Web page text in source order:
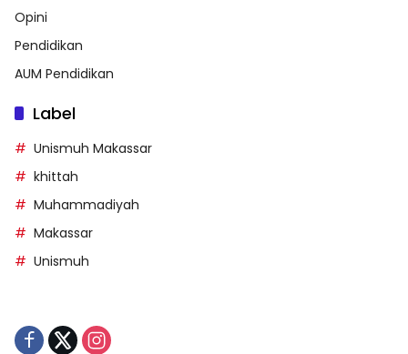
Opini
Pendidikan
AUM Pendidikan
Label
Unismuh Makassar
khittah
Muhammadiyah
Makassar
Unismuh